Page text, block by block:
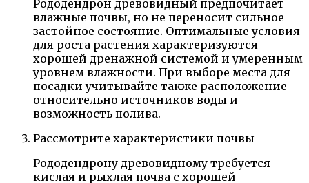
Рододендрон древовидный предпочитает
влажные почвы, но не переносит сильное
застойное состояние. Оптимальные условия
для роста растения характеризуются
хорошей дренажной системой и умеренным
уровнем влажности. При выборе места для
посадки учитывайте также расположение
относительно источников воды и
возможность полива.
Рассмотрите характеристики почвы
Рододендрону древовидному требуется
кислая и рыхлая почва с хорошей